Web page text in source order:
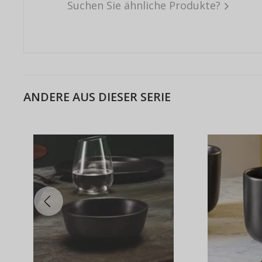
Suchen Sie ähnliche Produkte?
ANDERE AUS DIESER SERIE